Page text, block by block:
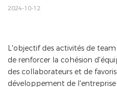
2024-10-12
L'objectif des activités de
de renforcer la cohésion
des collaborateurs et de
développement de l'entreprise